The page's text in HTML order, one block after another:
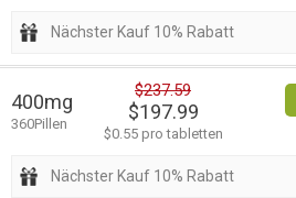
Nächster Kauf 10% Rabatt
400mg
360Pillen
$237.59
$197.99
$0.55 pro tabletten
Nächster Kauf 10% Rabatt